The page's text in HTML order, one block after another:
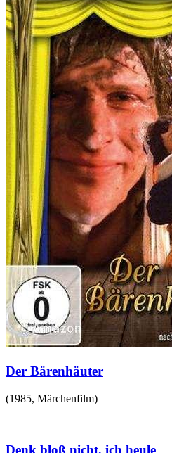
Der Bärenhäuter
(1985, Märchenfilm)
Denk bloß nicht, ich heule